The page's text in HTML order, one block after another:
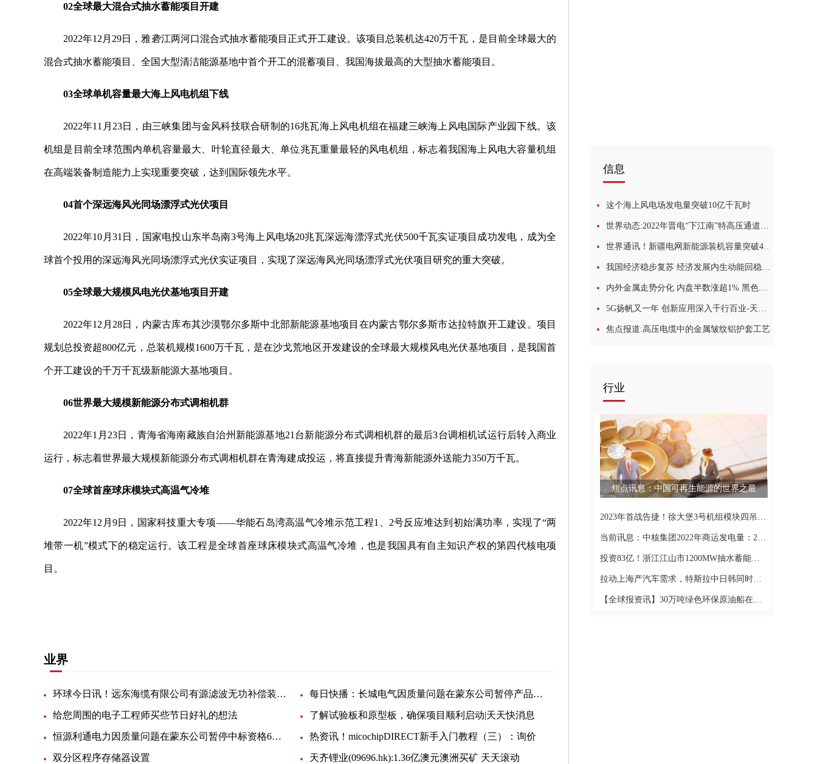
02全球最大混合式抽水蓄能项目开建
2022年12月29日，雅砻江两河口混合式抽水蓄能项目正式开工建设。该项目总装机达420万千瓦，是目前全球最大的
混合式抽水蓄能项目、全国大型清洁能源基地中首个开工的混蓄项目、我国海拔最高的大型抽水蓄能项目。
03全球单机容量最大海上风电机组下线
2022年11月23日，由三峡集团与金风科技联合研制的16兆瓦海上风电机组在福建三峡海上风电国际产业园下线。该
机组是目前全球范围内单机容量最大、叶轮直径最大、单位兆瓦重量最轻的风电机组，标志着我国海上风电大容量机组
在高端装备制造能力上实现重要突破，达到国际领先水平。
04首个深远海风光同场漂浮式光伏项目
2022年10月31日，国家电投山东半岛南3号海上风电场20兆瓦深远海漂浮式光伏500千瓦实证项目成功发电，成为全
球首个投用的深远海风光同场漂浮式光伏实证项目，实现了深远海风光同场漂浮式光伏项目研究的重大突破。
05全球最大规模风电光伏基地项目开建
2022年12月28日，内蒙古库布其沙漠鄂尔多斯中北部新能源基地项目在内蒙古鄂尔多斯市达拉特旗开工建设。项目
规划总投资超800亿元，总装机规模1600万千瓦，是在沙戈荒地区开发建设的全球最大规模风电光伏基地项目，是我国首
个开工建设的千万千瓦级新能源大基地项目。
06世界最大规模新能源分布式调相机群
2022年1月23日，青海省海南藏族自治州新能源基地21台新能源分布式调相机群的最后3台调相机试运行后转入商业
运行，标志着世界最大规模新能源分布式调相机群在青海建成投运，将直接提升青海新能源外送能力350万千瓦。
07全球首座球床模块式高温气冷堆
2022年12月9日，国家科技重大专项——华能石岛湾高温气冷堆示范工程1、2号反应堆达到初始满功率，实现了“两
堆带一机”模式下的稳定运行。该工程是全球首座球床模块式高温气冷堆，也是我国具有自主知识产权的第四代核电项
目。
业界
环球今日讯！远东海缆有限公司有源滤波无功补偿装置招标公告 每日快播：长城电气因质量问题在蒙东公司暂停产品中标资格6个月
给您周围的电子工程师买些节日好礼的想法 了解试验板和原型板，确保项目顺利启动|天天快消息
恒源利通电力因质量问题在蒙东公司暂停中标资格6个月 热资讯！micochipDIRECT新手入门教程（三）：询价
双分区程序存储器设置 天齐锂业(09696.hk):1.36亿澳元澳洲买矿 天天滚动
信息
这个海上风电场发电量突破10亿千瓦时
世界动态:2022年晋电“下江南”特高压通道送电371亿千瓦时
世界通讯！新疆电网新能源装机容量突破4000万千瓦
我国经济稳步复苏 经济发展内生动能回稳走强
内外金属走势分化 内盘半数涨超1% 黑色系下行走弱|环球热议
5G扬帆又一年 创新应用深入千行百业-天天聚看点
焦点报道:高压电缆中的金属皱纹铝护套工艺
行业
焦点讯息：中国可再生能源的世界之最
2023年首战告捷！徐大堡3号机组模块四吊装完成
当前讯息：中核集团2022年商运发电量：2187.38亿千瓦时！
投资83亿！浙江江山市1200MW抽水蓄能电站项目成功签约 每日快看
拉动上海产汽车需求，特斯拉中日韩同时开启降价大促_动态
【全球报资讯】30万吨绿色环保原油船在大连交付